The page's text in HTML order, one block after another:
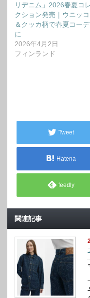
リデニム」2026春夏コレ
クション発売｜ウニッコ
＆クッカ柄で春夏コーデ
に
2026年4月2日
フィンランド
Tweet
Hatena
feedly
関連記事